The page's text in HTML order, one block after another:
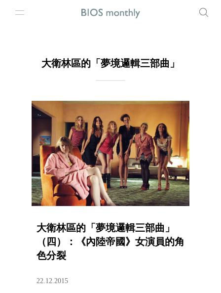
大衛林區的「夢境邏輯三部曲」
大衛林區的「夢境邏輯三部曲」
（四）：《內陸帝國》女演員的角
色分裂
22.12.2015